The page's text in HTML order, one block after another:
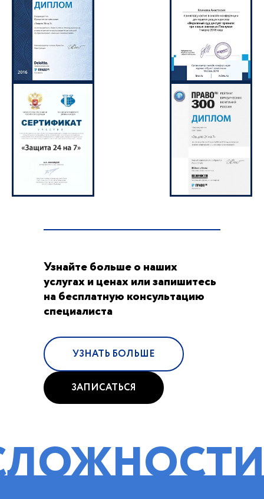
Узнайте больше о наших
услугах и ценах или запишитесь
на бесплатную консультацию
специалиста
УЗНАТЬ БОЛЬШЕ
ЗАПИСАТЬСЯ